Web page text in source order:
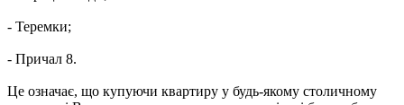
- Теремки;
- Причал 8.
Це означає, що купуючи квартиру у будь-якому столичному